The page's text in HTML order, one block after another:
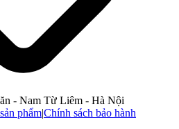
- Nam Từ Liêm - Hà Nội
phẩm|Chính sách bảo hành